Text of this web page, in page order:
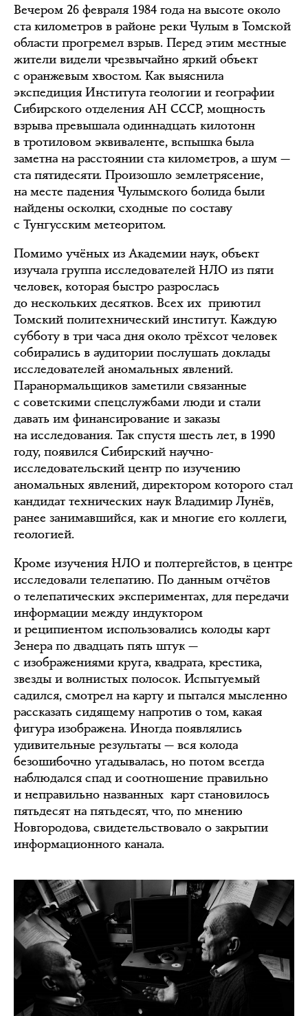
Вечером 26 февраля 1984 года на высоте около
ста километров в районе реки Чулым в Томской
области прогремел взрыв. Перед этим местные
жители видели чрезвычайно яркий объект
с оранжевым хвостом. Как выяснила
экспедиция Института геологии и географии
Сибирского отделения АН СССР, мощность
взрыва превышала одиннадцать килотонн
в тротиловом эквиваленте, вспышка была
заметна на расстоянии ста километров, а шум —
ста пятидесяти. Произошло землетрясение,
на месте падения Чулымского болида были
найдены осколки, сходные по составу
с Тунгусским метеоритом.
Помимо учёных из Академии наук, объект
изучала группа исследователей НЛО из пяти
человек, которая быстро разрослась
до нескольких десятков. Всех их приютил
Томский политехнический институт. Каждую
субботу в три часа дня около трёхсот человек
собирались в аудитории послушать доклады
исследователей аномальных явлений.
Паранормальщиков заметили связанные
с советскими спецслужбами люди и стали
давать им финансирование и заказы
на исследования. Так спустя шесть лет, в 1990
году, появился Сибирский научно-
исследовательский центр по изучению
аномальных явлений, директором которого стал
кандидат технических наук Владимир Лунёв,
ранее занимавшийся, как и многие его коллеги,
геологией.
Кроме изучения НЛО и полтергейстов, в центре
исследовали телепатию. По данным отчётов
о телепатических экспериментах, для передачи
информации между индуктором
и реципиентом использовались колоды карт
Зенера по двадцать пять штук —
с изображениями круга, квадрата, крестика,
звезды и волнистых полосок. Испытуемый
садился, смотрел на карту и пытался мысленно
рассказать сидящему напротив о том, какая
фигура изображена. Иногда появлялись
удивительные результаты — вся колода
безошибочно угадывалась, но потом всегда
наблюдался спад и соотношение правильно
и неправильно названных карт становилось
пятьдесят на пятьдесят, что, по мнению
Новгородова, свидетельствовало о закрытии
информационного канала.